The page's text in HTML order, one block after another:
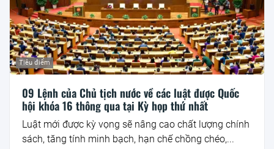
Tiêu điểm
09 Lệnh của Chủ tịch nước về các luật được Quốc
hội khóa 16 thông qua tại Kỳ họp thứ nhất
Luật mới được kỳ vọng sẽ nâng cao chất lượng chính
sách, tăng tính minh bạch, hạn chế chồng chéo,...